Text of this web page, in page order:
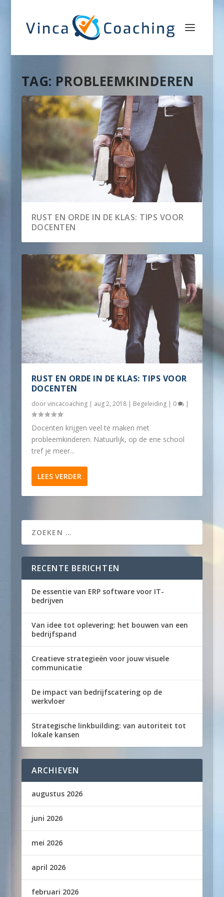
TAG: PROBLEEMKINDEREN
RUST EN ORDE IN DE KLAS: TIPS VOOR
DOCENTEN
RUST EN ORDE IN DE KLAS: TIPS VOOR
DOCENTEN
doorvincacoaching| aug 2, 2018| Begeleiding| 0 |
Docenten krijgen veel te maken met
probleemkinderen. Natuurlijk, op de ene school
tref je meer...
LEES VERDER
RECENTE BERICHTEN
De essentie van ERP software voor IT-
bedrijven
Van idee tot oplevering: het bouwen van een
bedrijfspand
Creatieve strategieën voor jouw visuele
communicatie
De impact van bedrijfscatering op de
werkvloer
Strategische linkbuilding: van autoriteit tot
lokale kansen
ARCHIEVEN
augustus 2026
juni 2026
mei 2026
april 2026
februari 2026